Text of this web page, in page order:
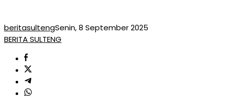
beritasultengSenin, 8 September 2025
BERITA SULTENG